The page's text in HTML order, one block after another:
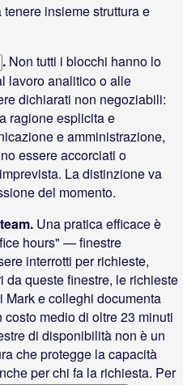
insieme struttura e
. Non tutti i blocchi hanno lo
lavoro analitico o alle
dichiarati non negoziabili:
ragione esplicita e
e amministrazione,
essere accorciati o
La distinzione va
del momento.
Una pratica efficace è
hours" — finestre
interrotti per richieste,
queste finestre, le richieste
Mark e colleghi documenta
medio di oltre 23 minuti
di disponibilità non è un
che protegge la capacità
per chi fa la richiesta. Per